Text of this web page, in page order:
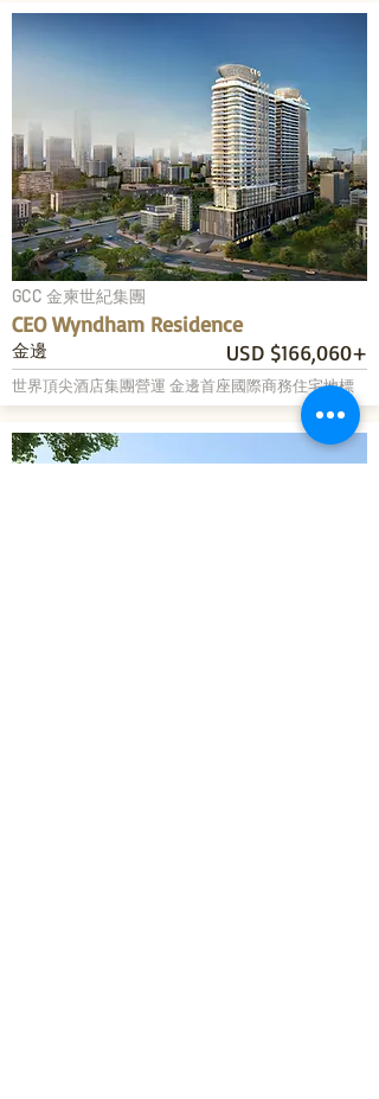
GCC 金柬世紀集團
CEO Wyndham Residence
金邊 USD $166,060+
世界頂尖酒店集團營運 金邊首座國際商務住宅地標